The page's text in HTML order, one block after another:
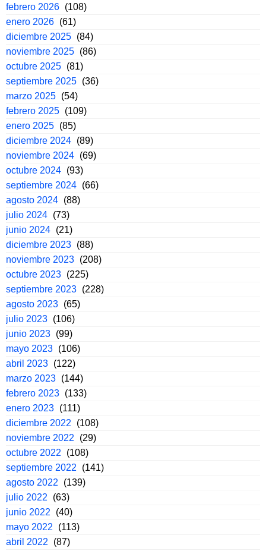
febrero 2026 (108)
enero 2026 (61)
diciembre 2025 (84)
noviembre 2025 (86)
octubre 2025 (81)
septiembre 2025 (36)
marzo 2025 (54)
febrero 2025 (109)
enero 2025 (85)
diciembre 2024 (89)
noviembre 2024 (69)
octubre 2024 (93)
septiembre 2024 (66)
agosto 2024 (88)
julio 2024 (73)
junio 2024 (21)
diciembre 2023 (88)
noviembre 2023 (208)
octubre 2023 (225)
septiembre 2023 (228)
agosto 2023 (65)
julio 2023 (106)
junio 2023 (99)
mayo 2023 (106)
abril 2023 (122)
marzo 2023 (144)
febrero 2023 (133)
enero 2023 (111)
diciembre 2022
(108)
noviembre 2022
(29)
octubre 2022
(108)
septiembre 2022
(141)
agosto 2022
(139)
julio 2022
(63)
junio 2022
(40)
mayo 2022
(113)
abril 2022
(87)